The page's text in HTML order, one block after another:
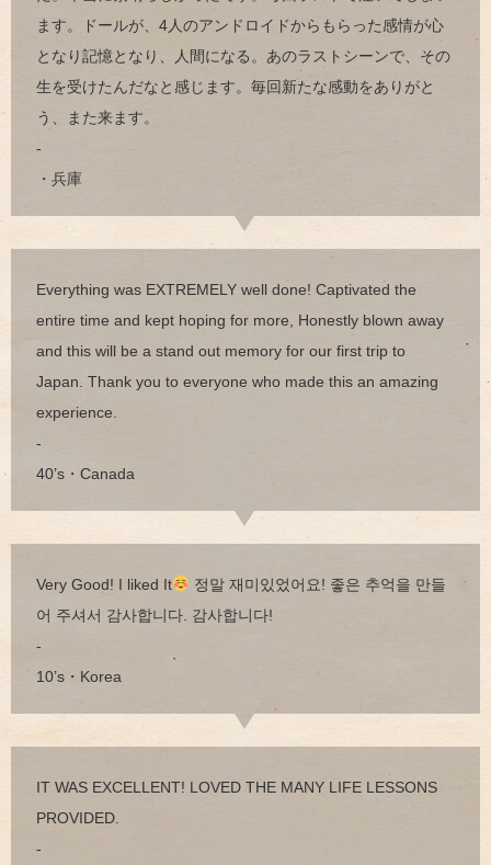
ます。ドールが、4人のアンドロイドからもらった感情が心
となり記憶となり、人間になる。あのラストシーンで、その
生を受けたんだなと感じます。毎回新たな感動をありがと
う、また来ます。
-
・兵庫
Everything was EXTREMELY well done! Captivated the
entire time and kept hoping for more, Honestly blown away
and this will be a stand out memory for our first trip to
Japan. Thank you to everyone who made this an amazing
experience.
-
40’s・Canada
Very Good! I liked It
정말 재미있었어요! 좋은 추억을 만들
어 주셔서 감사합니다. 감사합니다!
-
10’s・Korea
IT WAS EXCELLENT! LOVED THE MANY LIFE LESSONS
PROVIDED.
-